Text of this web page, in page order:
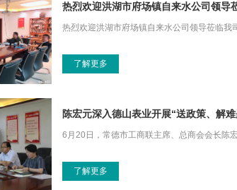
热烈欢迎洪湖市府场镇自来水公司领导
热烈欢迎洪湖市府场镇自来水公司领导莅临我
了解更多
陈宏元深入德山表业开展“送政策、解
6月20日，常德市工商联主席、总商会会长陈
了解更多